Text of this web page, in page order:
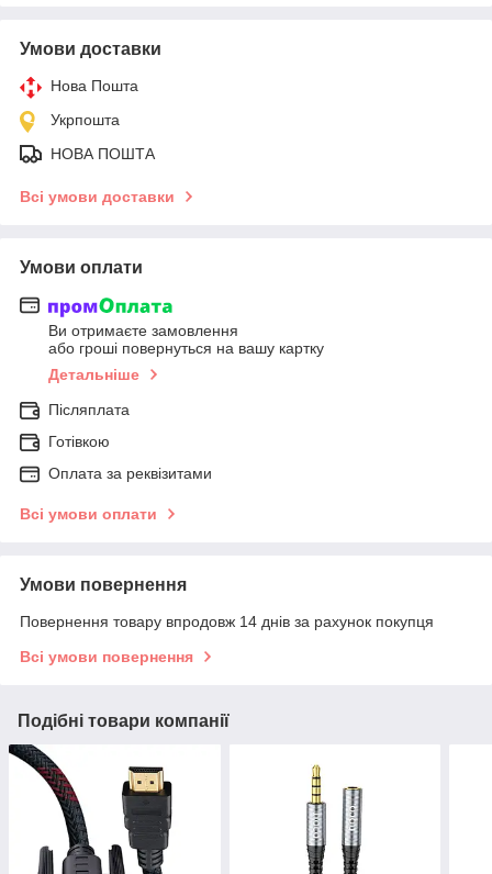
Умови доставки
Нова Пошта
Укрпошта
НОВА ПОШТА
Всі умови доставки
Умови оплати
Ви отримаєте замовлення
або гроші повернуться на вашу картку
Детальніше
Післяплата
Готівкою
Оплата за реквізитами
Всі умови оплати
Умови повернення
Повернення товару впродовж 14 днів за рахунок покупця
Всі умови повернення
Подібні товари компанії